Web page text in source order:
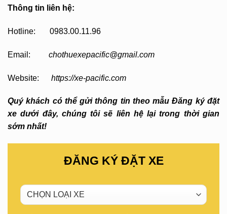
Thông tin liên hệ:
Hotline: 0983.00.11.96
Email: chothuexepacific@gmail.com
Website: https://xe-pacific.com
Quý khách có thể gửi thông tin theo mẫu Đăng ký đặt
xe dưới đây, chúng tôi sẽ liên hệ lại trong thời gian
sớm nhất!
ĐĂNG KÝ ĐẶT XE